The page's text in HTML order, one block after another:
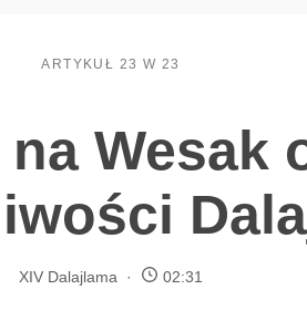
ARTYKUŁ 23 W 23
na Wesak
XIV Dalajlama 02:31